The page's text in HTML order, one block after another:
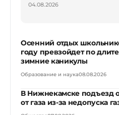
04.08.2026
Осенний отдых
году превзойдет по
зимние каникулы
Образование и наука08.08.2026
В Нижнекамске подъезд
от газа из-за недопуска